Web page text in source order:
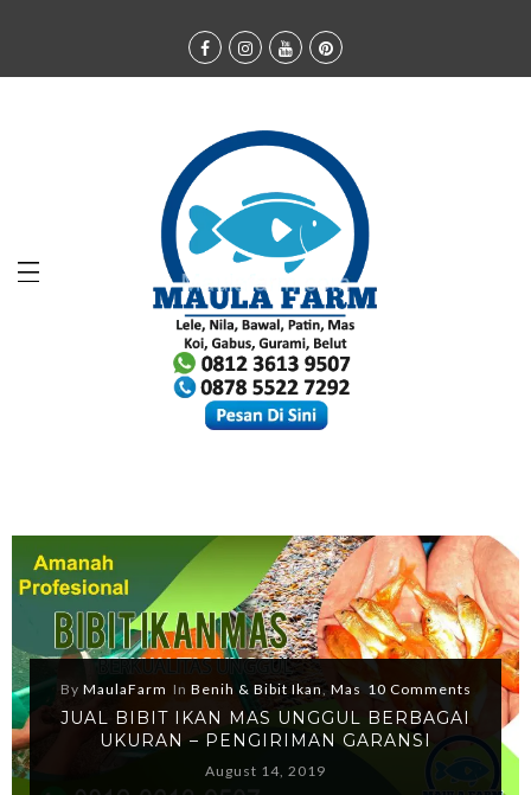
By MaulaFarm In Benih & Bibit Ikan, Mas 10 Comments
JUAL BIBIT IKAN MAS UNGGUL BERBAGAI
UKURAN – PENGIRIMAN GARANSI
August 14, 2019